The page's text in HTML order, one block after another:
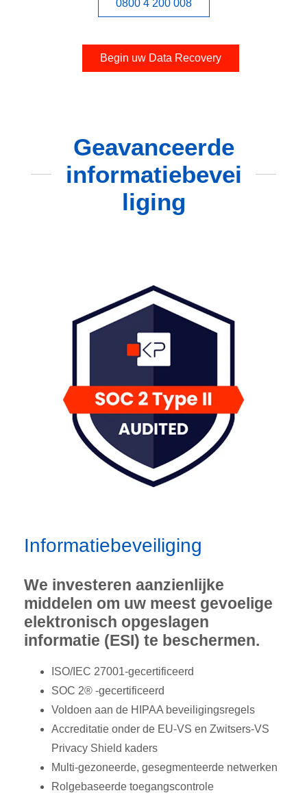
0800 4 200 008
Begin uw Data Recovery
Geavanceerde
informatiebevei
liging
Informatiebeveiliging
We investeren aanzienlijke
middelen om uw meest gevoelige
elektronisch opgeslagen
informatie (ESI) te beschermen.
ISO/IEC 27001-gecertificeerd
SOC 2® -gecertificeerd
Voldoen aan de HIPAA beveiligingsregels
Accreditatie onder de EU-VS en Zwitsers-VS
Privacy Shield kaders
Multi-gezoneerde, gesegmenteerde netwerken
Rolgebaseerde toegangscontrole